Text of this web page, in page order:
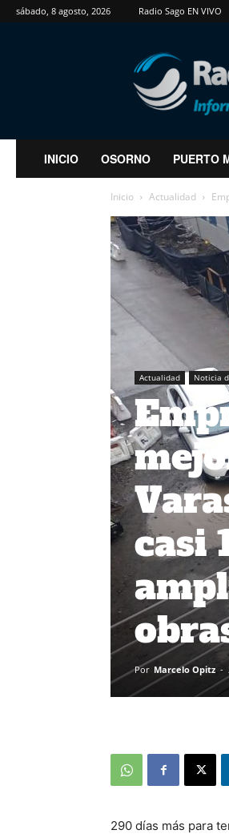
sábado, 8 agosto, 2026 Radio Sago EN VIVO
RadioSago
INICIO OSORNO PUERTO
Inicio Actualidad
Actualidad Noticia
casi
Por Marcelo Opitz -
290 días más para